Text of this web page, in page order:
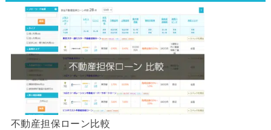
不動産担保ローン比較